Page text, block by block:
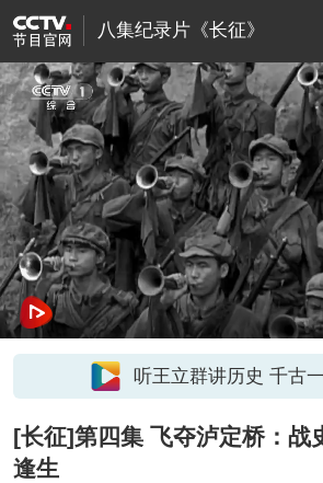
八集纪录片《长征》
听王立群讲历史 千古
[长征]第四集 飞夺泸定桥：战
逢生